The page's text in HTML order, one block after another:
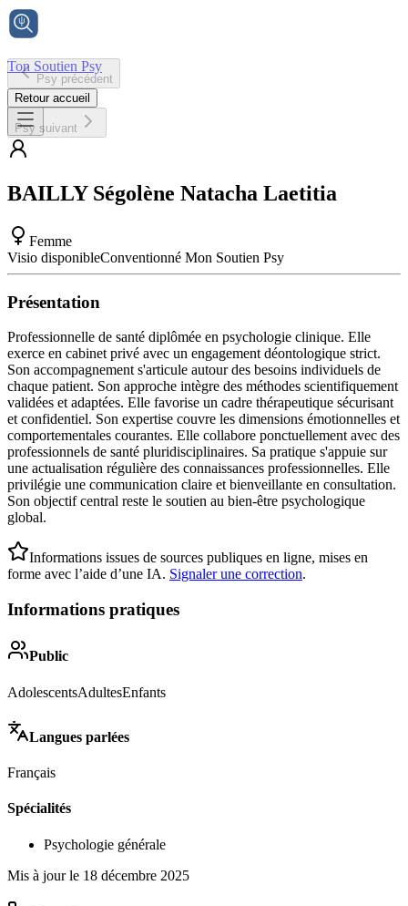
Ton Soutien Psy
Accueil
Psy précédent
Retour accueil
Psy suivant
BAILLY Ségolène Natacha Laetitia
Femme
Visio disponibleConventionné Mon Soutien Psy
Présentation
Professionnelle de santé diplômée en psychologie clinique. Elle
exerce en cabinet privé avec un engagement déontologique strict.
Son accompagnement s'articule autour des besoins individuels de
chaque patient. Son approche intègre des méthodes scientifiquement
validées et adaptées. Elle favorise un cadre thérapeutique sécurisant
et confidentiel. Son expertise couvre les dimensions émotionnelles et
comportementales courantes. Elle collabore ponctuellement avec des
professionnels de santé pluridisciplinaires. Sa pratique s'appuie sur
une actualisation régulière des connaissances professionnelles. Elle
privilégie une communication claire et bienveillante en consultation.
Son objectif central reste le soutien au bien-être psychologique
global.
Informations issues de sources publiques en ligne, mises en
forme avec l’aide d’une IA. Signaler une correction.
Informations pratiques
Public
AdolescentsAdultesEnfants
Langues parlées
Français
Spécialités
Psychologie générale
Mis à jour le 18 décembre 2025